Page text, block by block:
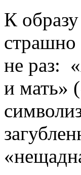
К
страшно
не раз:
и мать»